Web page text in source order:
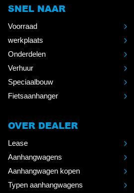
SNEL NAAR
Voorraad
werkplaats
Onderdelen
Verhuur
Speciaalbouw
Fietsaanhanger
OVER DEALER
Lease
Aanhangwagens
Aanhangwagen kopen
Typen aanhangwagens